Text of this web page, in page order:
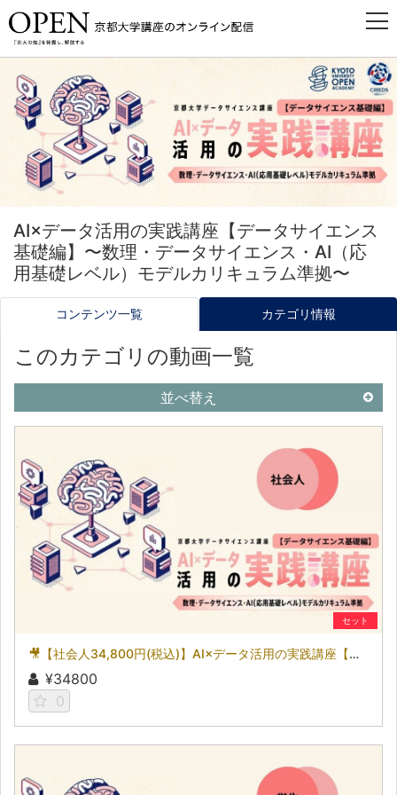
AI×データ活用の実践講座【データサイエンス
基礎編】〜数理・データサイエンス・AI（応
用基礎レベル）モデルカリキュラム準拠〜
コンテンツ一覧 カテゴリ情報
このカテゴリの動画一覧
並べ替え
セット
🎥【社会人34,800円(税込)】AI×データ活用の実践講座【データサイエンス基礎編】〜数理・データサイエンス・AI（応用基礎レベル）モデルカリキュラム準拠〜［京都大学データサイエンス講座］（2026）
¥34800
0